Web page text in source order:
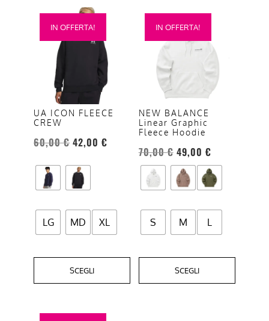
IN OFFERTA!
UA ICON FLEECE
CREW
60,00€ 42,00 €
LG MD XL
SCEGLI
Questo
prodotto
varianti.
opzioni
possono
essere
nella
pagina
prodotto
IN OFFERTA!
NEW BALANCE
Linear Graphic
Fleece Hoodie
70,00€ 49,00 €
S M L
SCEGLI
Questo
prodotto
varianti.
opzioni
possono
scelte
nella
pagina
prodotto
Questo